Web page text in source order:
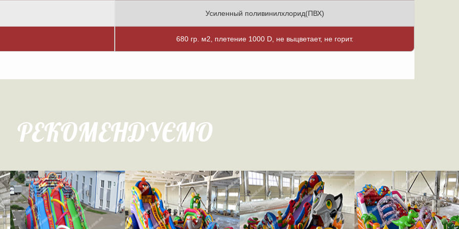
Усиленный поливинилхлорид(ПВХ)
680 гр. м2, плетение 1000 D, не выцветает, не горит.
РЕКОМЕНДУЄМО